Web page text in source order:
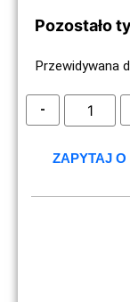
Pozostało
Przewidywana
ZAPYTAJ